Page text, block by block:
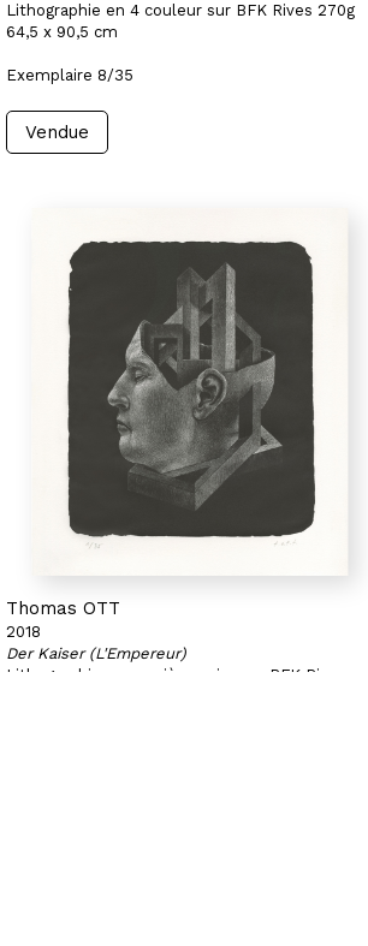
Lithographie en 4 couleur sur BFK Rives 270g
64,5 x 90,5 cm
Exemplaire 8/35
Vendue
Thomas OTT
2018
Der Kaiser (L'Empereur)
Lithographie en manière noire sur BFK Rives